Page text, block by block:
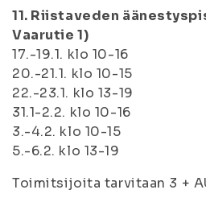
11. Riistaveden
Vaarutie 1)
17.-19.1. klo 10-16
20.-21.1. klo 10-15
22.-23.1. klo 13-19
31.1-2.2. klo 10-16
3.-4.2. klo 10-15
5.-6.2. klo 13-19
Toimitsijoita tarvitaan 3 +